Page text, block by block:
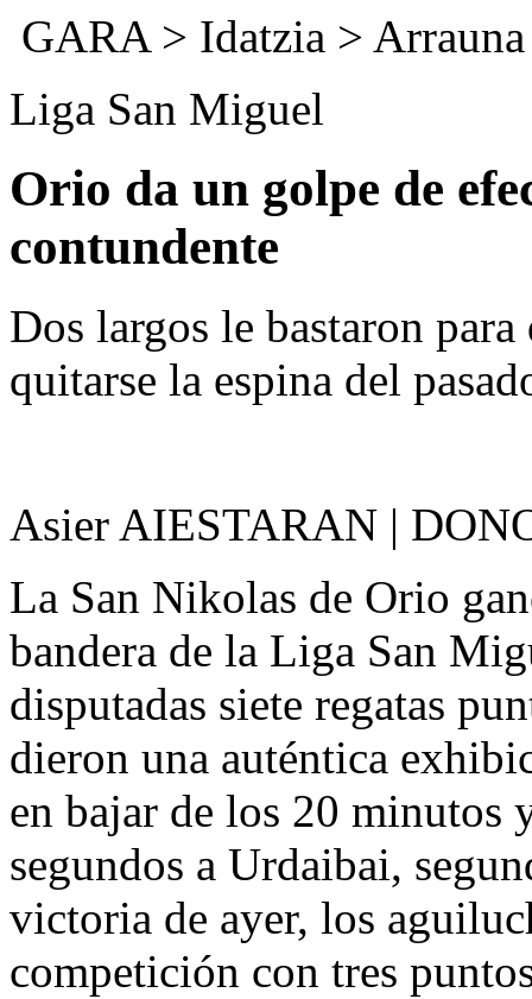
GARA> Idatzia > Arrauna
Liga San Miguel
Orio da un golpe de
contundente
Dos largos le bastaron
quitarse la espina del
Asier AIESTARAN |
La San Nikolas de Orio
bandera de la Liga San
disputadas siete regatas
dieron una auténtica
en bajar de los 20 minutos
segundos a Urdaibai,
victoria de ayer, los
competición con tres